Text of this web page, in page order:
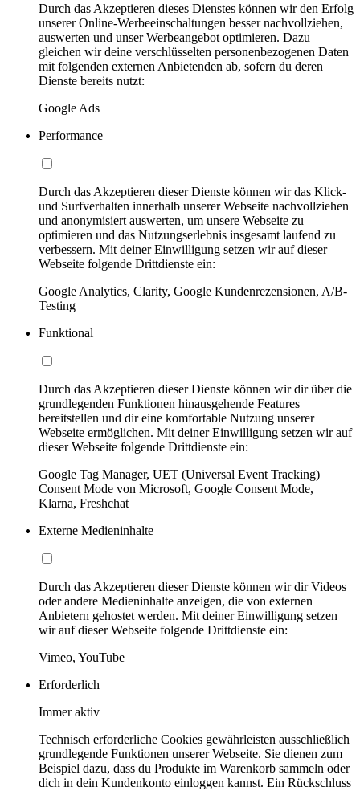
Durch das Akzeptieren dieses Dienstes können wir den Erfolg
unserer Online-Werbeeinschaltungen besser nachvollziehen,
auswerten und unser Werbeangebot optimieren. Dazu
gleichen wir deine verschlüsselten personenbezogenen Daten
mit folgenden externen Anbietenden ab, sofern du deren
Dienste bereits nutzt:
Google Ads
Performance
Durch das Akzeptieren dieser Dienste können wir das Klick-
und Surfverhalten innerhalb unserer Webseite nachvollziehen
und anonymisiert auswerten, um unsere Webseite zu
optimieren und das Nutzungserlebnis insgesamt laufend zu
verbessern. Mit deiner Einwilligung setzen wir auf dieser
Webseite folgende Drittdienste ein:
Google Analytics, Clarity, Google Kundenrezensionen, A/B-
Testing
Funktional
Durch das Akzeptieren dieser Dienste können wir dir über die
grundlegenden Funktionen hinausgehende Features
bereitstellen und dir eine komfortable Nutzung unserer
Webseite ermöglichen. Mit deiner Einwilligung setzen wir auf
dieser Webseite folgende Drittdienste ein:
Google Tag Manager, UET (Universal Event Tracking)
Consent Mode von Microsoft, Google Consent Mode,
Klarna, Freshchat
Externe Medieninhalte
Durch das Akzeptieren dieser Dienste können wir dir Videos
oder andere Medieninhalte anzeigen, die von externen
Anbietern gehostet werden. Mit deiner Einwilligung setzen
wir auf dieser Webseite folgende Drittdienste ein:
Vimeo, YouTube
Erforderlich
Immer aktiv
Technisch erforderliche Cookies gewährleisten ausschließlich
grundlegende Funktionen unserer Webseite. Sie dienen zum
Beispiel dazu, dass du Produkte im Warenkorb sammeln oder
dich in dein Kundenkonto einloggen kannst. Ein Rückschluss